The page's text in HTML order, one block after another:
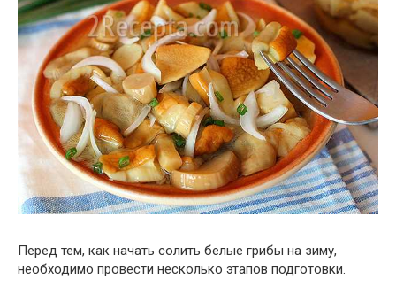
Перед тем, как начать солить белые грибы на зиму,
необходимо провести несколько этапов подготовки.